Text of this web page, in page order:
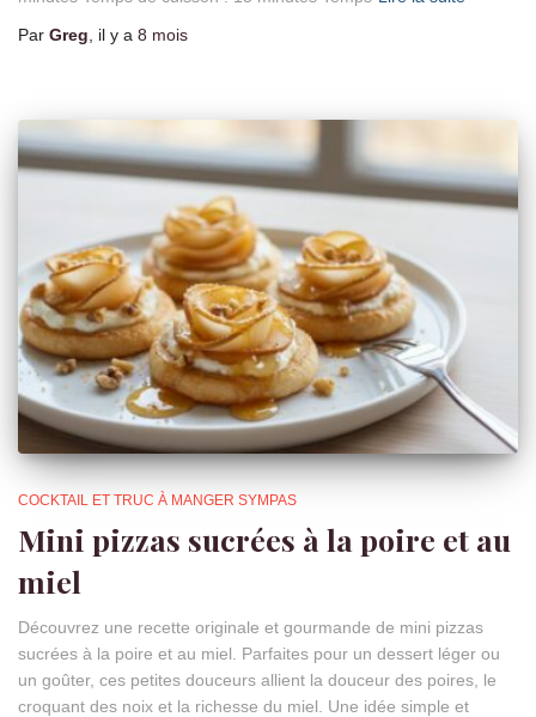
Par Greg , il y a 8 mois
COCKTAIL ET TRUC À MANGER SYMPAS
Mini pizzas sucrées à la poire et au
miel
Découvrez une recette originale et gourmande de mini pizzas
sucrées à la poire et au miel. Parfaites pour un dessert léger ou
un goûter, ces petites douceurs allient la douceur des poires, le
croquant des noix et la richesse du miel. Une idée simple et